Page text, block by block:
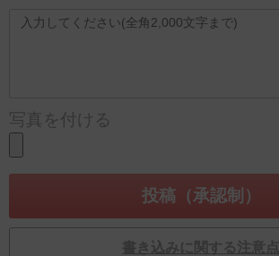
写真を付ける
書き込みに関する注意点